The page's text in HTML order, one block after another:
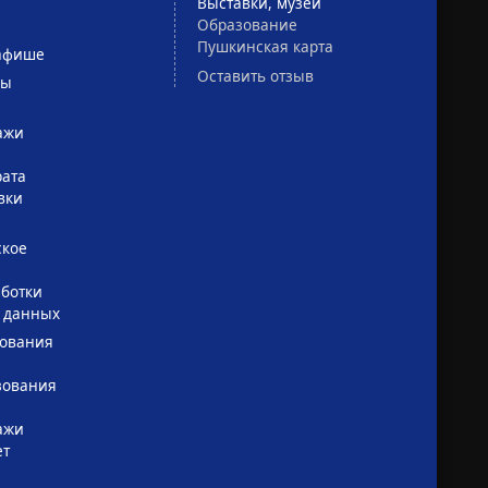
данных
Образование
Пушкинская карта
Оставить отзыв